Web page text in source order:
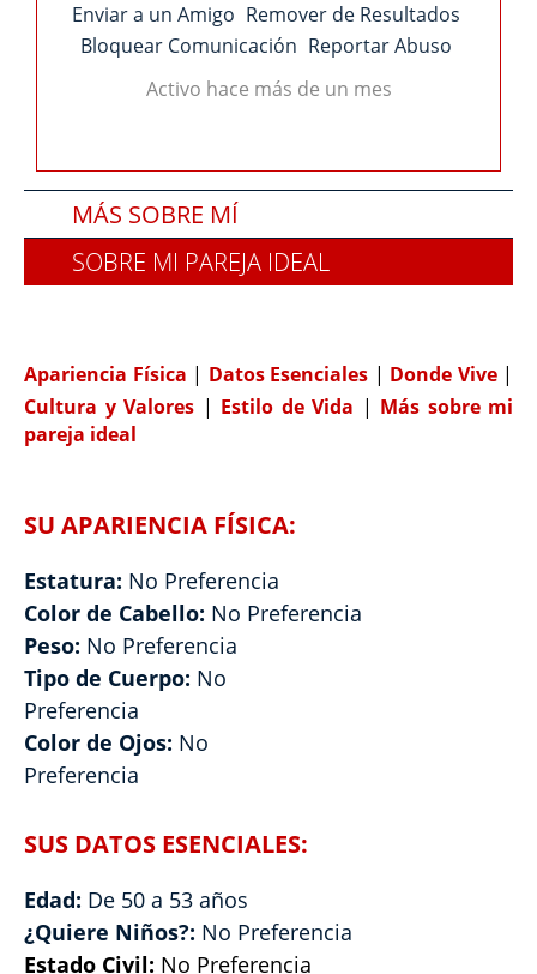
Enviar a un Amigo Remover de Resultados
Bloquear Comunicación Reportar Abuso
Activo hace más de un mes
MÁS SOBRE MÍ
SOBRE MI PAREJA IDEAL
Apariencia Física | Datos Esenciales | Donde Vive |
Cultura y Valores | Estilo de Vida | Más sobre mi
pareja ideal
SU APARIENCIA FÍSICA:
Estatura: No Preferencia
Color de Cabello: No Preferencia
Peso: No Preferencia
Tipo de Cuerpo: No
Preferencia
Color de Ojos: No
Preferencia
SUS DATOS ESENCIALES:
Edad: De 50 a 53 años
¿Quiere Niños?: No Preferencia
Estado Civil: No Preferencia